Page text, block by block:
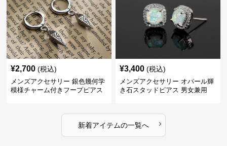
¥2,700 (税込)
メンズアクセサリー 銀色幾何学
模様チャーム付きフープピアス
¥3,400 (税込)
メンズアクセサリー オパール輝
き石スタッドピアス 男女兼用
新着アイテムの一覧へ ›